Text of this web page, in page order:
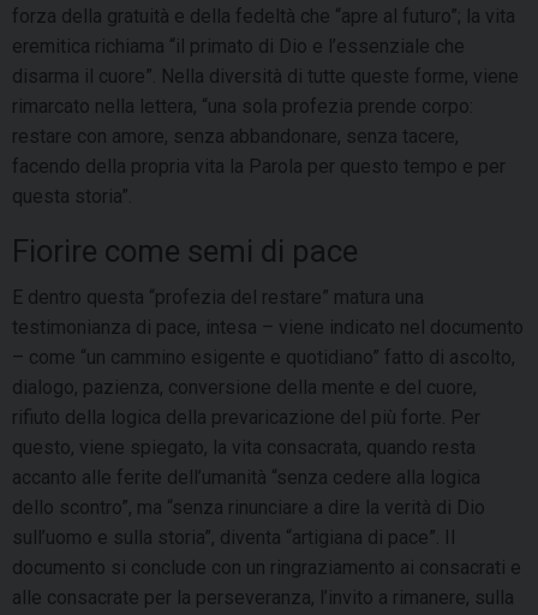
forza della gratuità e della fedeltà che “apre al futuro”; la vita
eremitica richiama “il primato di Dio e l’essenziale che
disarma il cuore”. Nella diversità di tutte queste forme, viene
rimarcato nella lettera, “una sola profezia prende corpo:
restare con amore, senza abbandonare, senza tacere,
facendo della propria vita la Parola per questo tempo e per
questa storia”.
Fiorire come semi di pace
E dentro questa “profezia del restare” matura una
testimonianza di pace, intesa – viene indicato nel documento
– come “un cammino esigente e quotidiano” fatto di ascolto,
dialogo, pazienza, conversione della mente e del cuore,
rifiuto della logica della prevaricazione del più forte. Per
questo, viene spiegato, la vita consacrata, quando resta
accanto alle ferite dell’umanità “senza cedere alla logica
dello scontro”, ma “senza rinunciare a dire la verità di Dio
sull’uomo e sulla storia”, diventa “artigiana di pace”. Il
documento si conclude con un ringraziamento ai consacrati e
alle consacrate per la perseveranza, l’invito a rimanere, sulla